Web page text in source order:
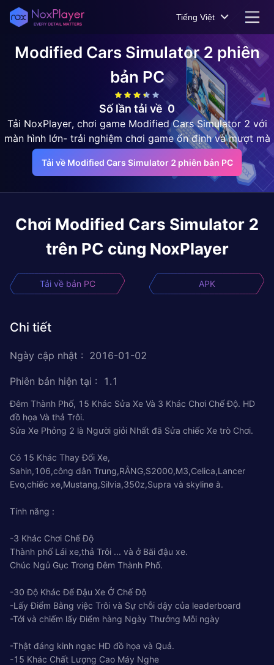
Tiếng Việt
Modified Cars Simulator 2 phiên
bản PC
Số lần tải về 0
Tải NoxPlayer, chơi game Modified Cars Simulator 2 với
màn hình lớn- trải nghiệm chơi game ổn định và mượt mà
Tải về Modified Cars Simulator 2 phiên bản PC
Chơi Modified Cars Simulator 2
trên PC cùng NoxPlayer
Tải về bản PC APK
Chi tiết
Ngày cập nhật : 2016-01-02
Phiên bản hiện tại : 1.1
Đêm Thành Phố, 15 Khác Sửa Xe Và 3 Khác Chơi Chế Độ. HD
đồ họa Và thả Trôi.
Sửa Xe Phỏng 2 là Người giỏi Nhất đã Sửa chiếc Xe trò Chơi.
Có 15 Khác Thay Đổi Xe,
Sahin,106,công dân Trung,RẰNG,S2000,M3,Celica,Lancer
Evo,chiếc xe,Mustang,Silvia,350z,Supra và skyline à.
Tính năng :
-3 Khác Chơi Chế Độ
Thành phố Lái xe,thả Trôi ... và ở Bãi đậu xe.
Chúc Ngủ Gục Trong Đêm Thành Phố.
-30 Độ Khác Để Đậu Xe Ở Chế Độ
-Lấy Điểm Bằng việc Trôi và Sự chỗi dậy của leaderboard
-Tới và chiếm lấy Điểm hàng Ngày Thưởng Mỗi ngày
-Thật đáng kinh ngạc HD đồ họa và Quả.
-15 Khác Chất Lượng Cao Máy Nghe